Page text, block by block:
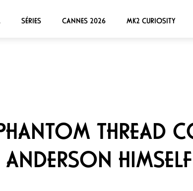
SÉRIES CANNES 2026 MK2 CURIOSITY
THREAD
HIMSELF